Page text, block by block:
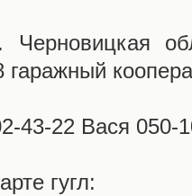
Черновицкая
гаражный
43-22 Вася 050-
гугл: